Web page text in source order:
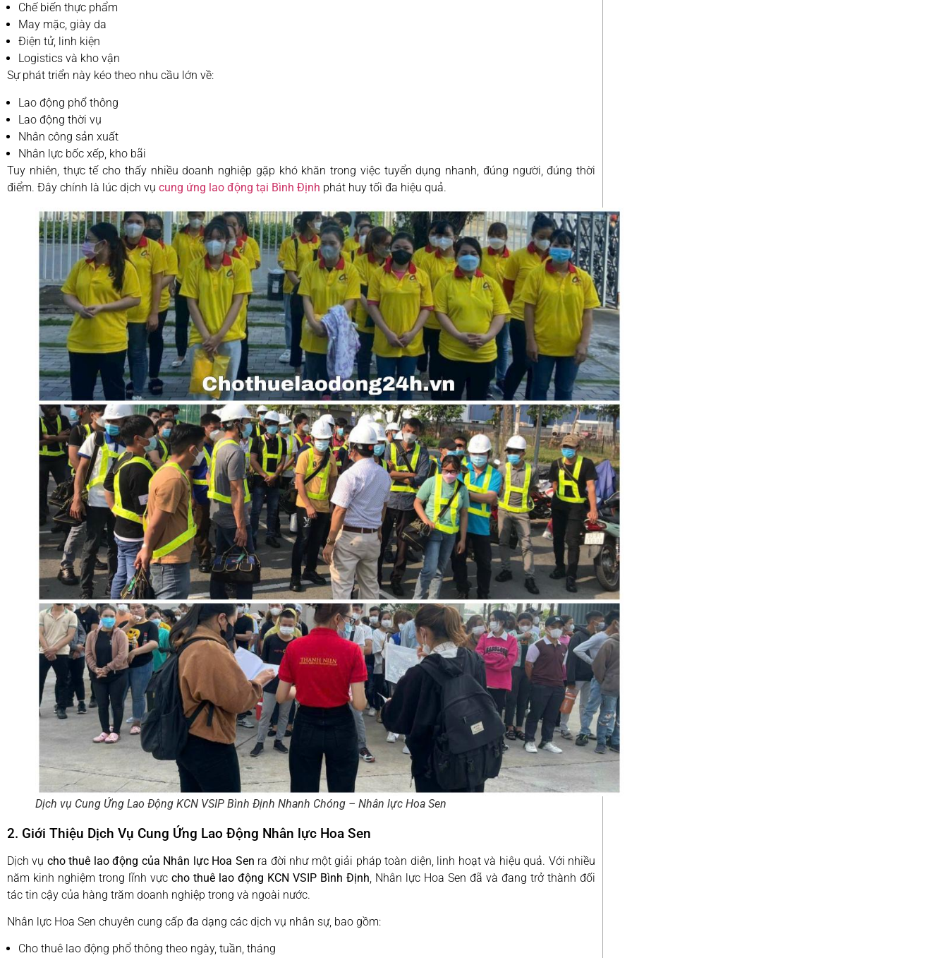
Chế biến thực phẩm
May mặc, giày da
Điện tử, linh kiện
Logistics và kho vận
Sự phát triển này kéo theo nhu cầu lớn về:
Lao động phổ thông
Lao động thời vụ
Nhân công sản xuất
Nhân lực bốc xếp, kho bãi
Tuy nhiên, thực tế cho thấy nhiều doanh nghiệp gặp khó khăn trong việc tuyển dụng nhanh, đúng người, đúng thời
điểm. Đây chính là lúc dịch vụ cung ứng lao động tại Bình Định phát huy tối đa hiệu quả.
Dịch vụ Cung Ứng Lao Động KCN VSIP Bình Định Nhanh Chóng – Nhân lực Hoa Sen
2. Giới Thiệu Dịch Vụ Cung Ứng Lao Động Nhân lực Hoa Sen
Dịch vụ cho thuê lao động của Nhân lực Hoa Sen ra đời như một giải pháp toàn diện, linh hoạt và hiệu quả. Với nhiều
năm kinh nghiệm trong lĩnh vực cho thuê lao động KCN VSIP Bình Định , Nhân lực Hoa Sen đã và đang trở thành đối
tác tin cậy của hàng trăm doanh nghiệp trong và ngoài nước.
Nhân lực Hoa Sen chuyên cung cấp đa dạng các dịch vụ nhân sự, bao gồm:
Cho thuê lao động phổ thông theo ngày, tuần, tháng